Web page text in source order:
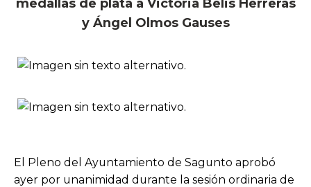
medallas de plata a Victoria Belis Herreras
y Ángel Olmos Gauses
El Pleno del Ayuntamiento de Sagunto aprobó
ayer por unanimidad durante la sesión ordinaria de